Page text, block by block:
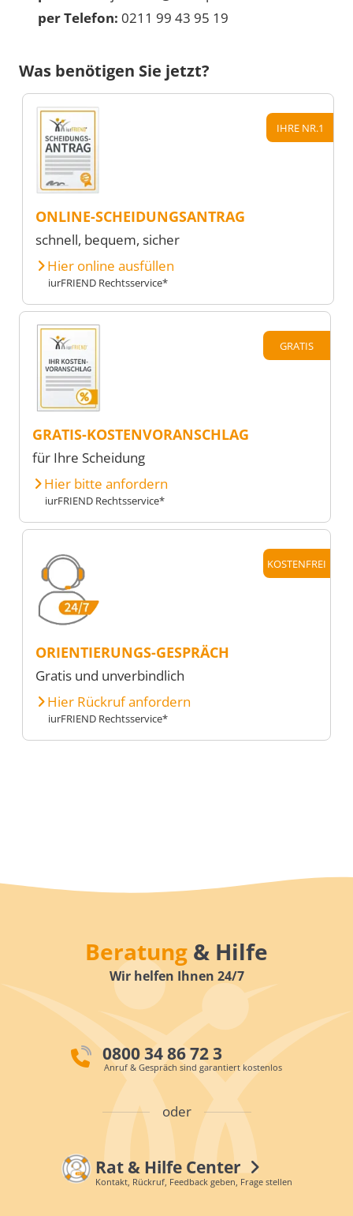
per Telefon: 0211 99 43 95 19
Was benötigen Sie jetzt?
IHRE NR.1
ONLINE-SCHEIDUNGSANTRAG
schnell, bequem, sicher
Hier online ausfüllen
iurFRIEND Rechtsservice*
GRATIS
GRATIS-KOSTENVORANSCHLAG
für Ihre Scheidung
Hier bitte anfordern
iurFRIEND Rechtsservice*
KOSTENFREI
ORIENTIERUNGS-GESPRÄCH
Gratis und unverbindlich
Hier Rückruf anfordern
iurFRIEND Rechtsservice*
Beratung & Hilfe
Wir helfen Ihnen 24/7
0800 34 86 72 3
Anruf & Gespräch sind garantiert kostenlos
oder
Rat & Hilfe Center
Kontakt, Rückruf, Feedback geben, Frage stellen